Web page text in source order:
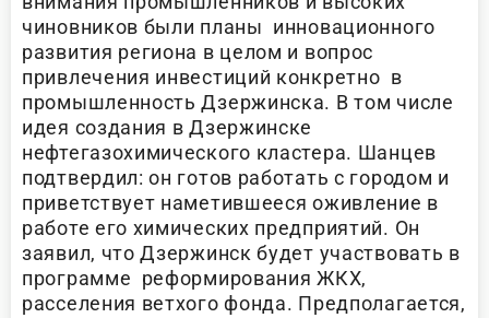
чиновников были планы инновационного
развития региона в целом и вопрос
привлечения инвестиций конкретно в
промышленность Дзержинска. В том числе
идея создания в Дзержинске
нефтегазохимического кластера. Шанцев
подтвердил: он готов работать с городом и
приветствует наметившееся оживление в
работе его химических предприятий. Он
заявил, что Дзержинск будет участвовать в
программе реформирования ЖКХ,
расселения ветхого фонда. Предполагается,